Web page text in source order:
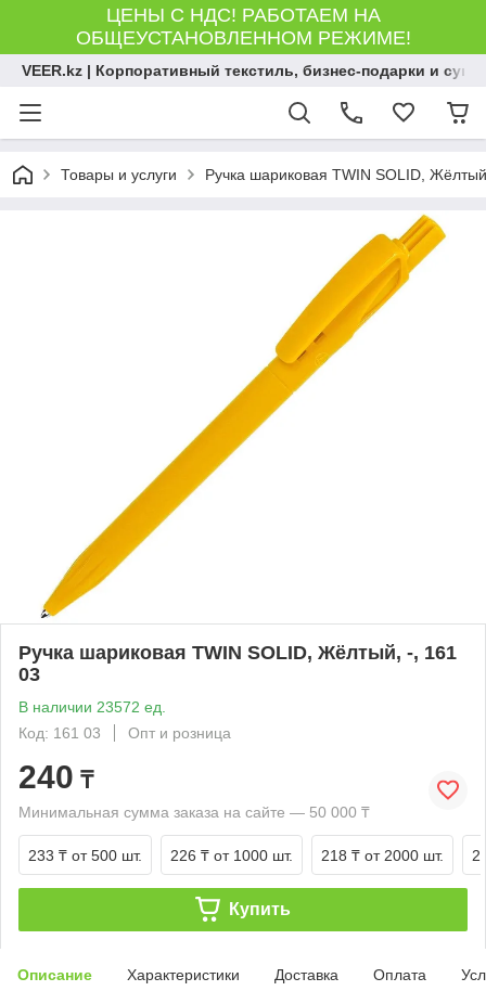
ЦЕНЫ С НДС! РАБОТАЕМ НА
ОБЩЕУСТАНОВЛЕННОМ РЕЖИМЕ!
VEER.kz | Корпоративный текстиль, бизнес-подарки и
Товары и услуги Ручка шариковая TWIN SOLID,
Ручка шариковая TWIN SOLID, Жёлтый, -, 161
03
В наличии 23572 ед.
Код: 161 03
Опт и розница
240 ₸
Минимальная сумма заказа на сайте — 50 000 ₸
233 ₸ от 500 шт. 226 ₸ от 1000 шт. 218 ₸ от 2000 шт.
Купить
Описание Характеристики Доставка Оплата